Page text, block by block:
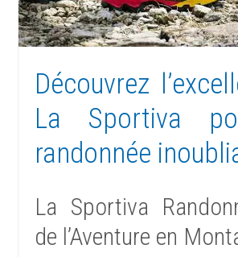
Découvrez
La Sportiva
randonnée
La Sportiva
de l’Aventure en